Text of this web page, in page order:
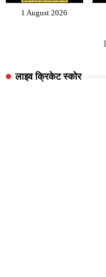
1 August 2026
1
लाइव क्रिकेट स्कोर